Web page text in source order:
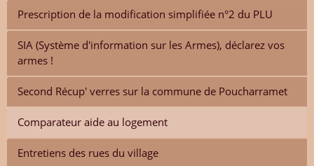
Prescription de la modification simplifiée n°2 du PLU
SIA (Système d'information sur les Armes), déclarez vos
armes !
Second Récup' verres sur la commune de Poucharramet
Comparateur aide au logement
Entretiens des rues du village